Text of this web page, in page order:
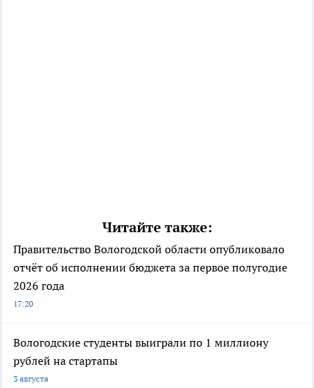
Читайте также:
Правительство Вологодской области опубликовало
отчёт об исполнении бюджета за первое полугодие
2026 года
17:20
Вологодские студенты выиграли по 1 миллиону
рублей на стартапы
3 августа